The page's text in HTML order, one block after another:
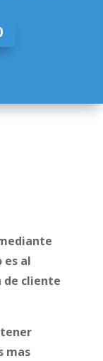
es al
de cliente
mas